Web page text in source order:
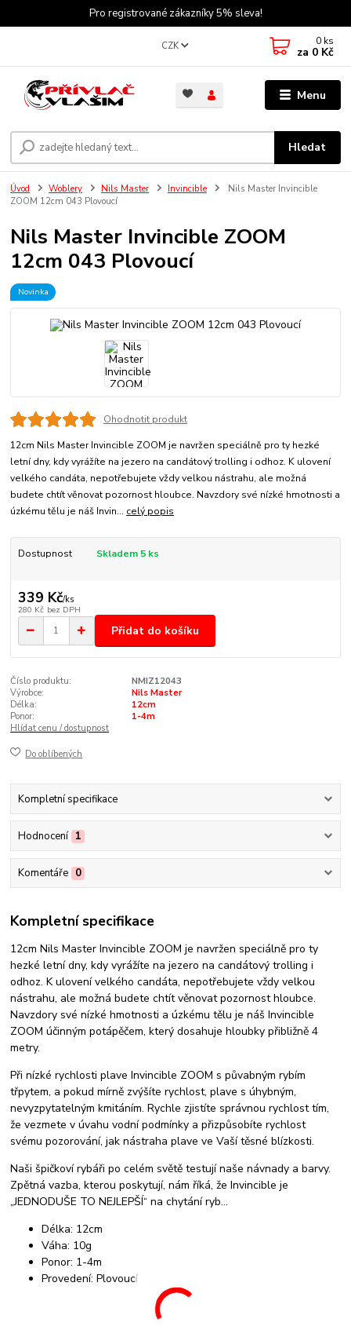
Pro registrované zákazníky 5% sleva!
Menu
CZK
Hledat
0 ks
za 0 Kč
Úvod Woblery Nils Master Invincible
Nils Master Invincible
ZOOM 12cm 043 Plovoucí
Nils Master Invincible ZOOM
12cm 043 Plovoucí
Novinka
Ohodnotit produkt
12cm Nils Master Invincible ZOOM je navržen speciálně pro ty hezké
letní dny, kdy vyrážíte na jezero na candátový trolling i odhoz. K ulovení
velkého candáta, nepotřebujete vždy velkou nástrahu, ale možná
budete chtít věnovat pozornost hloubce. Navzdory své nízké hmotnosti a
úzkému tělu je náš Invin... celý popis
Dostupnost Skladem 5 ks
339 Kč/ks
280 Kč bez DPH
Přidat do košíku
Číslo produktu:
NMIZ12043
Výrobce:
Nils Master
Délka:
12cm
Ponor:
1-4m
Hlídat cenu / dostupnost
Do oblíbených
Kompletní specifikace
Hodnocení 1
Komentáře 0
Kompletní specifikace
12cm Nils Master Invincible ZOOM je navržen speciálně pro ty
hezké letní dny, kdy vyrážíte na jezero na candátový trolling i
odhoz. K ulovení velkého candáta, nepotřebujete vždy velkou
nástrahu, ale možná budete chtít věnovat pozornost hloubce.
Navzdory své nízké hmotnosti a úzkému tělu je náš Invincible
ZOOM účinným potápěčem, který dosahuje hloubky přibližně 4
metry.
Při nízké rychlosti plave Invincible ZOOM s půvabným rybím
třpytem, a pokud mírně zvýšíte rychlost, plave s úhybným,
nevyzpytatelným kmitáním. Rychle zjistíte správnou rychlost tím,
že vezmete v úvahu vodní podmínky a přizpůsobíte rychlost
svému pozorování, jak nástraha plave ve Vaší těsné blízkosti.
Naši špičkoví rybáři po celém světě testují naše návnady a barvy.
Zpětná vazba, kterou poskytují, nám říká, že Invincible je
„JEDNODUŠE TO NEJLEPŠÍ“ na chytání ryb…
Délka: 12cm
Váha: 10g
Ponor: 1-4m
Provedení: Plovoucí